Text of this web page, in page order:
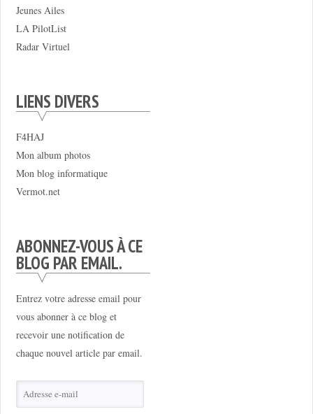
Jeunes Ailes
LA PilotList
Radar Virtuel
LIENS DIVERS
F4HAJ
Mon album photos
Mon blog informatique
Vermot.net
ABONNEZ-VOUS À CE
BLOG PAR EMAIL.
Entrez votre adresse email pour
vous abonner à ce blog et
recevoir une notification de
chaque nouvel article par email.
Adresse
e-